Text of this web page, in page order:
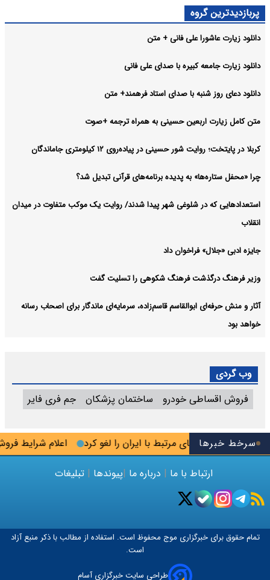
سرخط خبرها اعلام شرایط فروش برخی از تحریم‌های مرتبط با ایران را لغو کرد
پربازدیدترین گروه
دانلود زیارت عاشورا علی فانی + متن
دانلود زیارت جامعه کبیره با صدای علی فانی
دانلود دعای روز شنبه با صدای استاد فرهمند+ متن
متن کامل زیارت اربعین حسینی به همراه ترجمه +صوت
کربلا در پایتخت؛ روایت شور حسینی در پیاده‌روی ۱۲ کیلومتری جاماندگان
چرا «محفل ستاره‌ها» به پدیده برنامه‌های قرآنی تبدیل شد؟
استعدادهایی که در شلوغی شهر پیدا شدند/ روایت یک موکب متفاوت در میدان
انقلاب
جایزه ادبی «جلال» فراخوان داد
وزیر فرهنگ درگذشت فرهنگ شکوهی را تسلیت گفت
آثار و منش حرفه‌ای ابوالقاسم قاسم‌زاده، سرمایه‌ای ماندگار برای اصحاب رسانه
خواهد بود
وب گردی
فروش اقساطی خودرو
ساختمان پزشکان جم فری فایر
ارتباط با ما | درباره ما |پیوندها | تبلیغات
تمام حقوق برای خبرگزاری موج محفوظ است. استفاده از مطالب با ذکر منبع آزاد
است.
طراحی سایت خبرگزاری آسام